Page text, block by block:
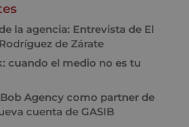
la agencia: Entrevista de El
de Zárate
cuando el medio no es tu
Agency como partner de
cuenta de GASIB